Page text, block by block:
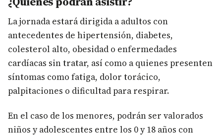
La jornada estará dirigida a adultos con
antecedentes de hipertensión, diabetes,
colesterol alto, obesidad o enfermedades
cardíacas sin tratar, así como a quienes presenten
síntomas como fatiga, dolor torácico,
palpitaciones o dificultad para respirar.
En el caso de los menores, podrán ser valorados
niños y adolescentes entre los 0 y 18 años con